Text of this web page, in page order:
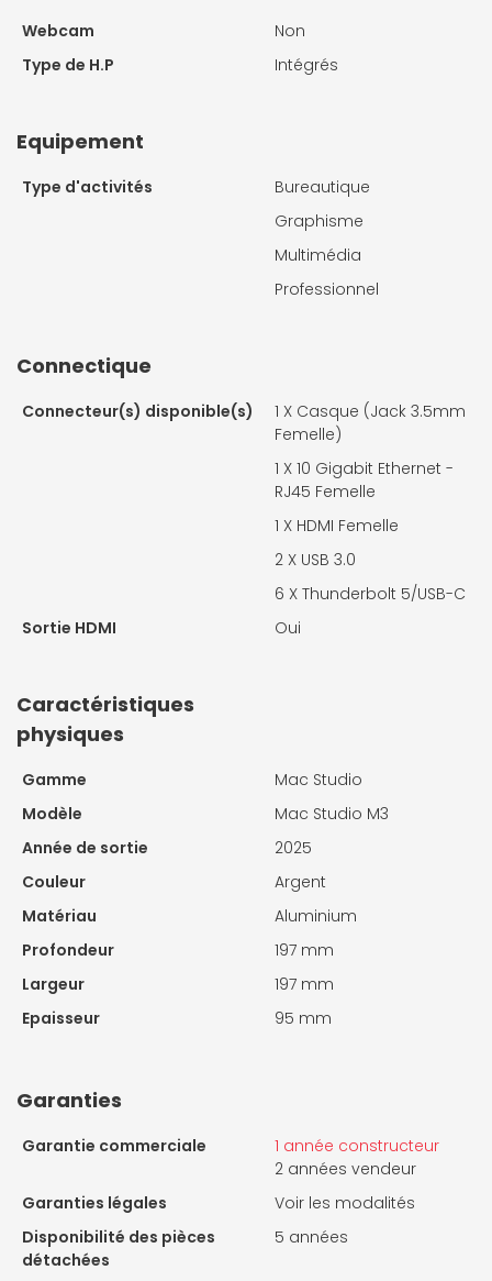
Webcam
Non
Type de H.P
Intégrés
Equipement
Type d'activités
Bureautique
Graphisme
Multimédia
Professionnel
Connectique
Connecteur(s) disponible(s) 1 X Casque (Jack 3.5mm
Femelle)
1 X 10 Gigabit Ethernet -
RJ45 Femelle
1 X HDMI Femelle
2 X USB 3.0
6 X Thunderbolt 5/USB-C
Sortie HDMI
Oui
Caractéristiques
physiques
Gamme
Mac Studio
Modèle
Mac Studio M3
Année de sortie
2025
Couleur
Argent
Matériau
Aluminium
Profondeur
197 mm
Largeur
197 mm
Epaisseur
95 mm
Garanties
Garantie commerciale
1 année constructeur
2 années vendeur
Garanties légales
Voir les modalités
Disponibilité des pièces
détachées
5 années